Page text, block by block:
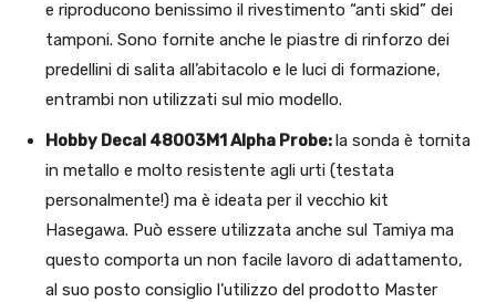
e riproducono benissimo il rivestimento “anti skid” dei
tamponi. Sono fornite anche le piastre di rinforzo dei
predellini di salita all’abitacolo e le luci di formazione,
entrambi non utilizzati sul mio modello.
Hobby Decal 48003M1 Alpha Probe:la sonda è tornita
in metallo e molto resistente agli urti (testata
personalmente!) ma è ideata per il vecchio kit
Hasegawa. Può essere utilizzata anche sul Tamiya ma
questo comporta un non facile lavoro di adattamento,
al suo posto consiglio l’utilizzo del prodotto Master